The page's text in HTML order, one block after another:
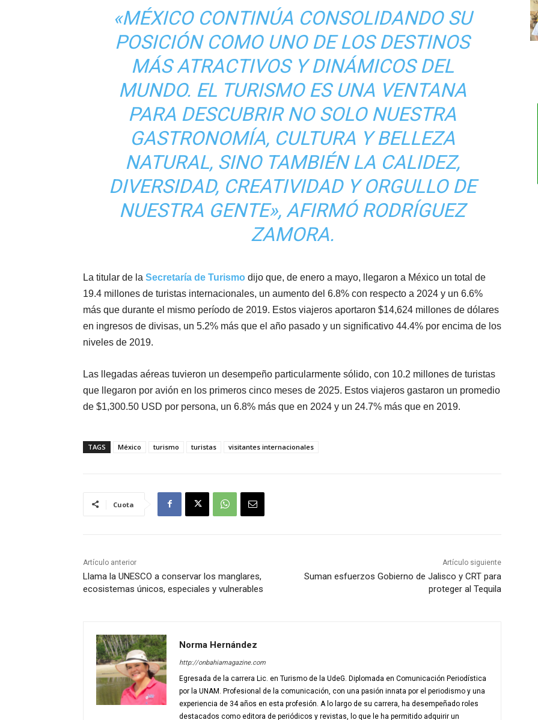
«MÉXICO CONTINÚA CONSOLIDANDO SU
POSICIÓN COMO UNO DE LOS DESTINOS
MÁS ATRACTIVOS Y DINÁMICOS DEL
MUNDO. EL TURISMO ES UNA VENTANA
PARA DESCUBRIR NO SOLO NUESTRA
GASTRONOMÍA, CULTURA Y BELLEZA
NATURAL, SINO TAMBIÉN LA CALIDEZ,
DIVERSIDAD, CREATIVIDAD Y ORGULLO DE
NUESTRA GENTE», AFIRMÓ RODRÍGUEZ
ZAMORA.
La titular de la Secretaría de Turismo dijo que, de enero a mayo, llegaron a México un total de
19.4 millones de turistas internacionales, un aumento del 6.8% con respecto a 2024 y un 6.6%
más que durante el mismo período de 2019. Estos viajeros aportaron $14,624 millones de dólares
en ingresos de divisas, un 5.2% más que el año pasado y un significativo 44.4% por encima de los
niveles de 2019.
Las llegadas aéreas tuvieron un desempeño particularmente sólido, con 10.2 millones de turistas
que llegaron por avión en los primeros cinco meses de 2025. Estos viajeros gastaron un promedio
de $1,300.50 USD por persona, un 6.8% más que en 2024 y un 24.7% más que en 2019.
TAGS México turismo turistas visitantes internacionales
Cuota
Artículo anterior
Llama la UNESCO a conservar los manglares,
ecosistemas únicos, especiales y vulnerables
Artículo siguiente
Suman esfuerzos Gobierno de Jalisco y CRT para
proteger al Tequila
Norma Hernández
http://onbahiamagazine.com
Egresada de la carrera Lic. en Turismo de la UdeG. Diplomada en Comunicación Periodística
por la UNAM. Profesional de la comunicación, con una pasión innata por el periodismo y una
experiencia de 34 años en esta profesión. A lo largo de su carrera, ha desempeñado roles
destacados como editora de periódicos y revistas, lo que le ha permitido adquirir un